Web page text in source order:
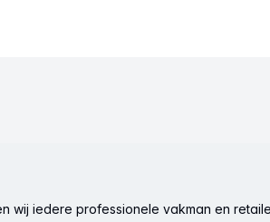
wij iedere professionele vakman en